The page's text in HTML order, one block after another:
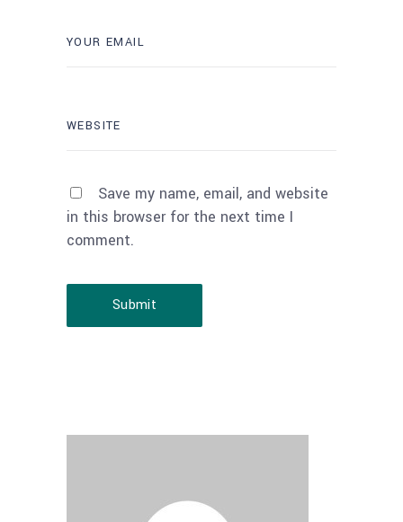
Save my name, email, and website
in this browser for the next time I
comment.
Submit